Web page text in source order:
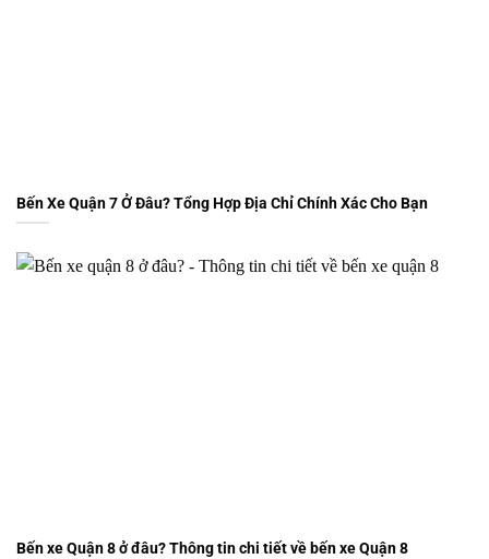
Bến Xe Quận 7 Ở Đâu? Tổng Hợp Địa Chỉ Chính Xác Cho Bạn
Bến xe Quận 8 ở đâu? Thông tin chi tiết về bến xe Quận 8